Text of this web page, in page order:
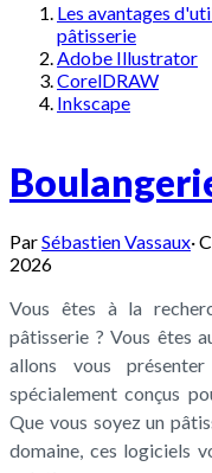
Les avantages
pâtisserie
Adobe Illustrator
CorelDRAW
Inkscape
ParSébastien Vassaux·
2026
Vous êtes à la
pâtisserie ? Vous êtes
allons vous
spécialement conçus
Que vous soyez un
domaine, ces logiciels